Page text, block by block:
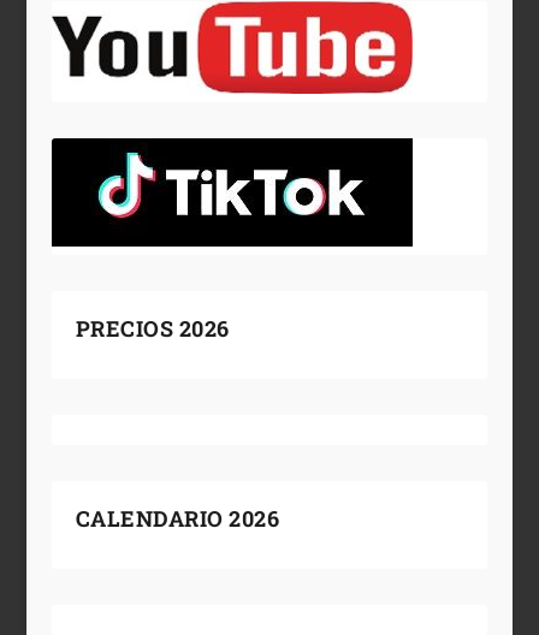
PRECIOS 2026
CALENDARIO 2026